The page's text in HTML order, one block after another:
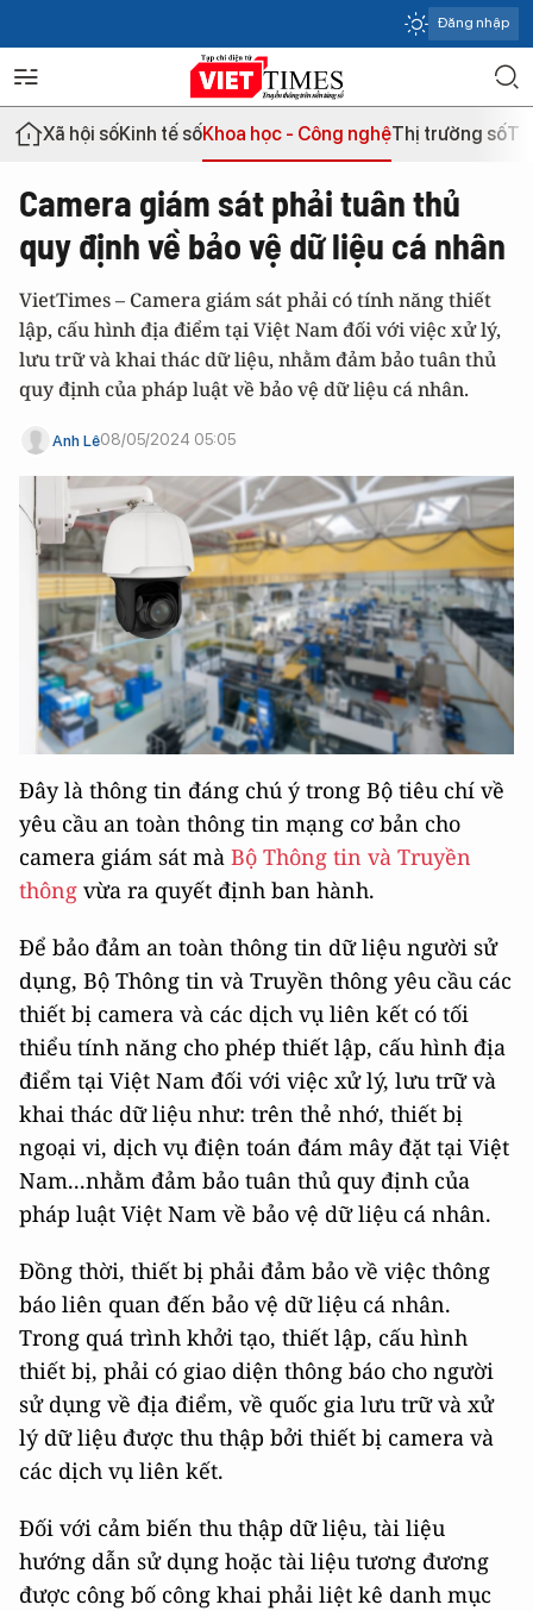
Đăng nhập
Xã hội sốKinh tế sốKhoa học - Công nghệThị trường số
Camera giám sát phải tuân thủ
quy định về bảo vệ dữ liệu cá nhân
VietTimes – Camera giám sát phải có tính năng thiết
lập, cấu hình địa điểm tại Việt Nam đối với việc xử lý,
lưu trữ và khai thác dữ liệu, nhằm đảm bảo tuân thủ
quy định của pháp luật về bảo vệ dữ liệu cá nhân.
Anh Lê08/05/2024 05:05
Đây là thông tin đáng chú ý trong Bộ tiêu chí về
yêu cầu an toàn thông tin mạng cơ bản cho
camera giám sát mà Bộ Thông tin và Truyền
thông vừa ra quyết định ban hành.
Để bảo đảm an toàn thông tin dữ liệu người sử
dụng, Bộ Thông tin và Truyền thông yêu cầu các
thiết bị camera và các dịch vụ liên kết có tối
thiểu tính năng cho phép thiết lập, cấu hình địa
điểm tại Việt Nam đối với việc xử lý, lưu trữ và
khai thác dữ liệu như: trên thẻ nhớ, thiết bị
ngoại vi, dịch vụ điện toán đám mây đặt tại Việt
Nam...nhằm đảm bảo tuân thủ quy định của
pháp luật Việt Nam về bảo vệ dữ liệu cá nhân.
Đồng thời, thiết bị phải đảm bảo về việc thông
báo liên quan đến bảo vệ dữ liệu cá nhân.
Trong quá trình khởi tạo, thiết lập, cấu hình
thiết bị, phải có giao diện thông báo cho người
sử dụng về địa điểm, về quốc gia lưu trữ và xử
lý dữ liệu được thu thập bởi thiết bị camera và
các dịch vụ liên kết.
Đối với cảm biến thu thập dữ liệu, tài liệu
hướng dẫn sử dụng hoặc tài liệu tương đương
được công bố công khai phải liệt kê danh mục